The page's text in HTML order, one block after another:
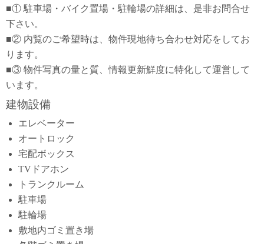
■① 駐車場・バイク置場・駐輪場の詳細は、是非お問合せ
下さい。
■② 内覧のご希望時は、物件現地待ち合わせ対応をしてお
ります。
■③ 物件写真の量と質、情報更新鮮度に特化して運営して
います。
建物設備
エレベーター
オートロック
宅配ボックス
TVドアホン
トランクルーム
駐車場
駐輪場
敷地内ゴミ置き場